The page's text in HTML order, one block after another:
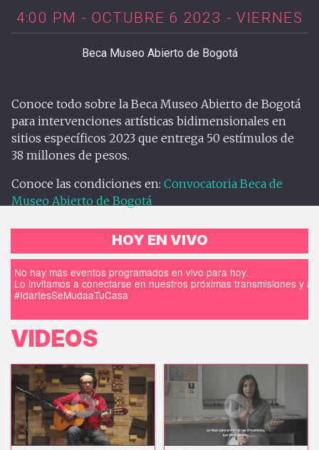
4:00 PM - OCTUBRE 6 2023 - VIERNES
Beca Museo Abierto de Bogotá
Conoce todo sobre la Beca Museo Abierto de Bogotá
para intervenciones artísticas bidimensionales en
sitios específicos 2023 que entrega 50 estímulos de
38 millones de pesos.
Conoce las condiciones en: Convocatoria Beca de
Museo Abierto de Bogotá
HOY EN VIVO
No hay más eventos programados en vivo para hoy.
Lo invitamos a conectarse en nuestros próximas transmisiones y
#IdartesSeMudaaTuCasa
VIDEOS